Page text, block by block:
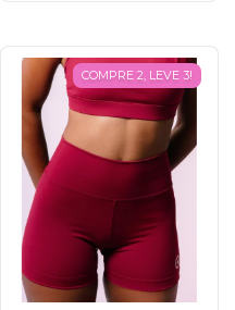
COMPRE 2, LEVE 3!